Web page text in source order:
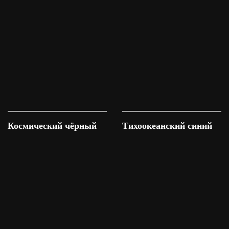
Космический чёрный Тихоокеанский синий